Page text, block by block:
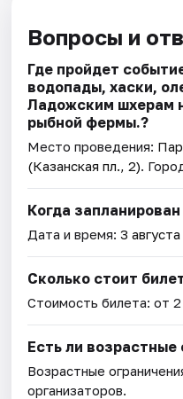
Вопросы и
Где пройдет
водопады, хаски,
Ладожским шхерам
рыбной фермы.?
Место проведения:
(Казанская пл., 2).
Когда
Дата и время:3
Сколько стоит
Стоимость билета: от
Есть ли возрастные
Возрастные
организаторов.